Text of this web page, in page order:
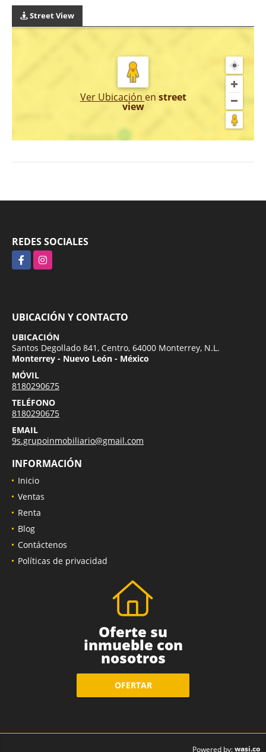
Street View
Ver Ubicación en street
view
REDES SOCIALES
FacebookInstagram
UBICACIÓN Y CONTACTO
UBICACIÓN
Santos Degollado 841, Centro, 64000 Monterrey, N.L.
Monterrey - Nuevo León - México
MÓVIL
8180290675
TELÉFONO
8180290675
EMAIL
9s.grupoinmobiliario@gmail.com
INFORMACIÓN
Inicio
Ventas
Renta
Blog
Contáctenos
Políticas de privacidad
Oferte su
inmueble con
nosotros
OFERTAR
Powered by:wasi.co